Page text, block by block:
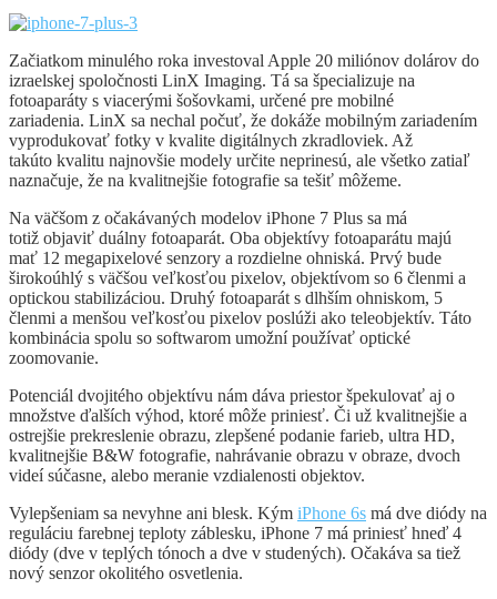
Začiatkom minulého roka investoval Apple 20 miliónov dolárov do
izraelskej spoločnosti LinX Imaging. Tá sa špecializuje na
fotoaparáty s viacerými šošovkami, určené pre mobilné
zariadenia. LinX sa nechal počuť, že dokáže mobilným zariadením
vyprodukovať fotky v kvalite digitálnych zkradloviek. Až
takúto kvalitu najnovšie modely určite neprinesú, ale všetko zatiaľ
naznačuje, že na kvalitnejšie fotografie sa tešiť môžeme.
Na väčšom z očakávaných modelov iPhone 7 Plus sa má
totiž objaviť duálny fotoaparát. Oba objektívy fotoaparátu majú
mať 12 megapixelové senzory a rozdielne ohniská. Prvý bude
širokoúhlý s väčšou veľkosťou pixelov, objektívom so 6 členmi a
optickou stabilizáciou. Druhý fotoaparát s dlhším ohniskom, 5
členmi a menšou veľkosťou pixelov poslúži ako teleobjektív. Táto
kombinácia spolu so softwarom umožní používať optické
zoomovanie.
Potenciál dvojitého objektívu nám dáva priestor špekulovať aj o
množstve ďalších výhod, ktoré môže priniesť. Či už kvalitnejšie a
ostrejšie prekreslenie obrazu, zlepšené podanie farieb, ultra HD,
kvalitnejšie B&W fotografie, nahrávanie obrazu v obraze, dvoch
videí súčasne, alebo meranie vzdialenosti objektov.
Vylepšeniam sa nevyhne ani blesk. Kým iPhone 6s má dve diódy na
reguláciu farebnej teploty záblesku, iPhone 7 má priniesť hneď 4
diódy (dve v teplých tónoch a dve v studených). Očakáva sa tiež
nový senzor okolitého osvetlenia.